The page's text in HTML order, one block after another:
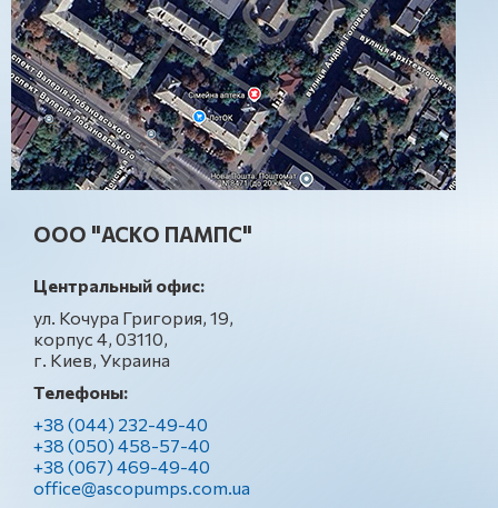
ООО "АСКО ПАМПС"
Центральный офис:
ул. Кочура Григория, 19,
корпус 4, 03110,
г. Киев, Украина
Телефоны:
+38 (044) 232-49-40
+38 (050) 458-57-40
+38 (067) 469-49-40
office@ascopumps.com.ua